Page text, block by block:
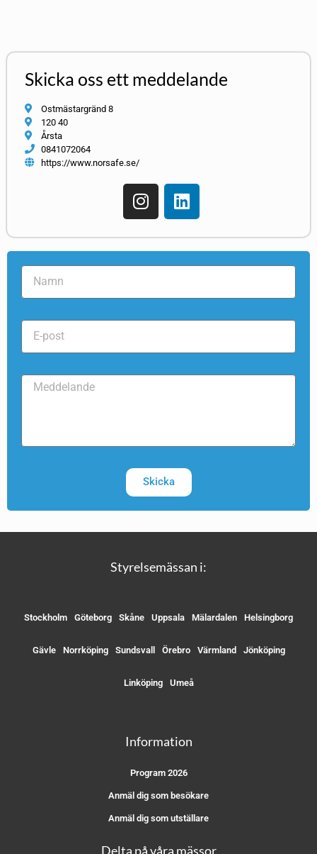
Skicka oss ett meddelande
Ostmästargränd 8
120 40
Årsta
0841072064
https://www.norsafe.se/
Skicka
Styrelsemässan i:
Stockholm Göteborg Skåne Uppsala Mälardalen Helsingborg
Gävle Norrköping Sundsvall Örebro Värmland Jönköping
Linköping Umeå
Information
Program 2026
Anmäl dig som besökare
Anmäl dig som utställare
Delta på våra mässor